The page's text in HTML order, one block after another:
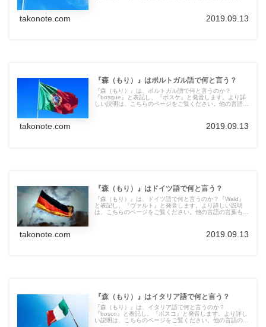
takonote.com 2019.09.13
『森（もり）』はポルトガル語で何と言う？
『森（もり）』は、ポルトガル語で何と言うのか？
『bosque』と表記し、『ボスケ』と発音します。より詳
しい説明は、こちらのページをご覧ください。他の言語の
takonote.com 2019.09.13
『森（もり）』はドイツ語で何と言う？
『森（もり）』は、ドイツ語で何と言うのか？『Wald』
と表記し、『ヴァルト』と発音します。より詳しい説明
は、こちらのページをご覧ください。他の言語の言葉も紹
takonote.com 2019.09.13
『森（もり）』はイタリア語で何と言う？
『森（もり）』は、イタリア語で何と言うのか？
『bosco』と表記し、『ボスコ』と発音します。より詳し
い説明は、こちらのページをご覧ください。他の言語の言